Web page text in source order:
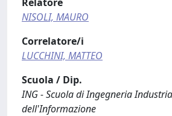
NISOLI, MAURO
Correlatore/i
LUCCHINI, MATTEO
Scuola / Dip.
ING - Scuola di Ingegneria
dell'Informazione